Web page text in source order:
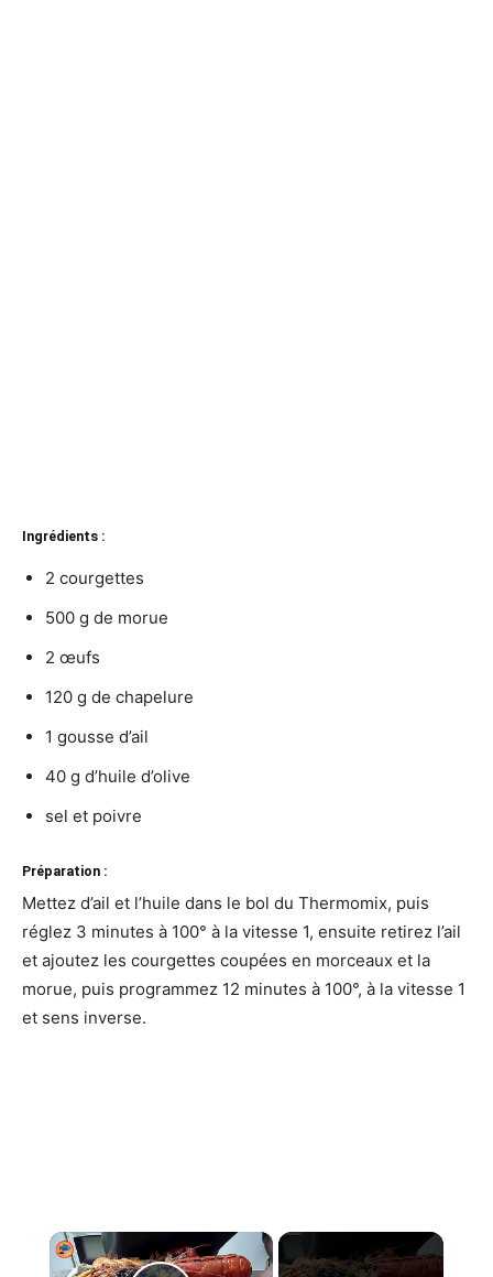
Ingrédients :
2 courgettes
500 g de morue
2 œufs
120 g de chapelure
1 gousse d’ail
40 g d’huile d’olive
sel et poivre
Préparation :
Mettez d’ail et l’huile dans le bol du Thermomix, puis
réglez 3 minutes à 100° à la vitesse 1, ensuite retirez l’ail
et ajoutez les courgettes coupées en morceaux et la
morue, puis programmez 12 minutes à 100°, à la vitesse 1
et sens inverse.
×